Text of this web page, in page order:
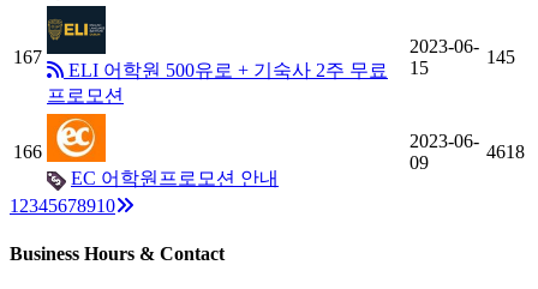
167
ELI 어학원 500유로 + 기숙사 2주 무료
프로모션
2023-06-
15
145
166
EC 어학원프로모션 안내
2023-06-
09
4618
12345678910Next
Business Hours & Contact